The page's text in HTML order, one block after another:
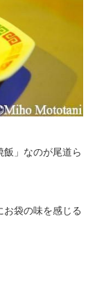
」なのが尾道ら
袋の味を感じる